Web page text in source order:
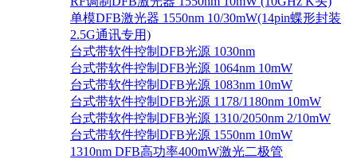
单模DFB激光器 1550nm 10/30mW(14pin蝶形封装
2.5G通讯专用)
台式带软件控制DFB光源 1030nm
台式带软件控制DFB光源 1064nm 10mW
台式带软件控制DFB光源 1083nm 10mW
台式带软件控制DFB光源 1178/1180nm 10mW
台式带软件控制DFB光源 1310/2050nm 2/10mW
台式带软件控制DFB光源 1550nm 10mW
1310nm DFB高功率400mW激光二极管